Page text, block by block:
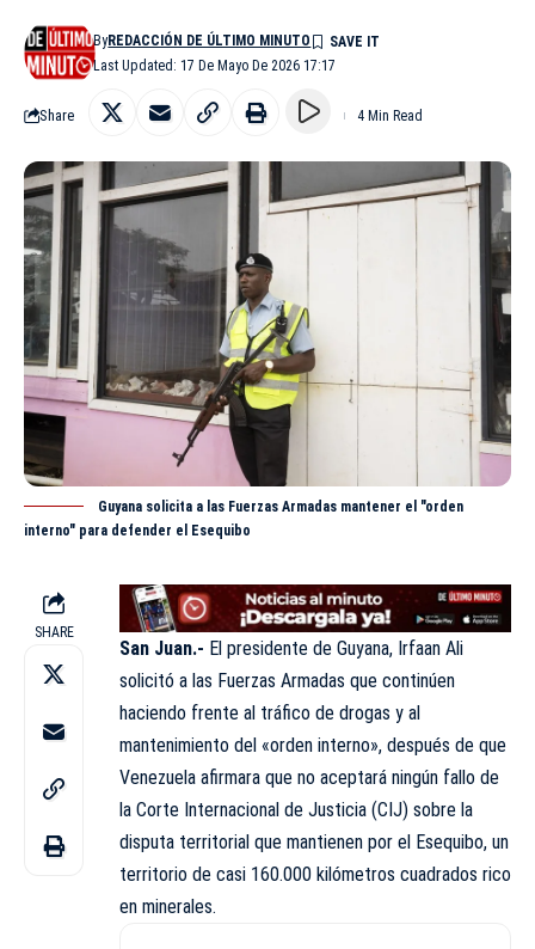
Last Updated: 17 De Mayo De 2026 17:17
ByREDACCIÓN DE ÚLTIMO MINUTO
Share 4 Min Read
Guyana solicita a las Fuerzas Armadas mantener el "orden
interno" para defender el Esequibo
SHARE
San Juan.- El presidente de Guyana, Irfaan Ali
solicitó a las Fuerzas Armadas que continúen
haciendo frente al tráfico de drogas y al
mantenimiento del «orden interno», después de que
Venezuela afirmara que no aceptará ningún fallo de
la Corte Internacional de Justicia (CIJ) sobre la
disputa territorial que mantienen por el Esequibo, un
territorio de casi 160.000 kilómetros cuadrados rico
en minerales.